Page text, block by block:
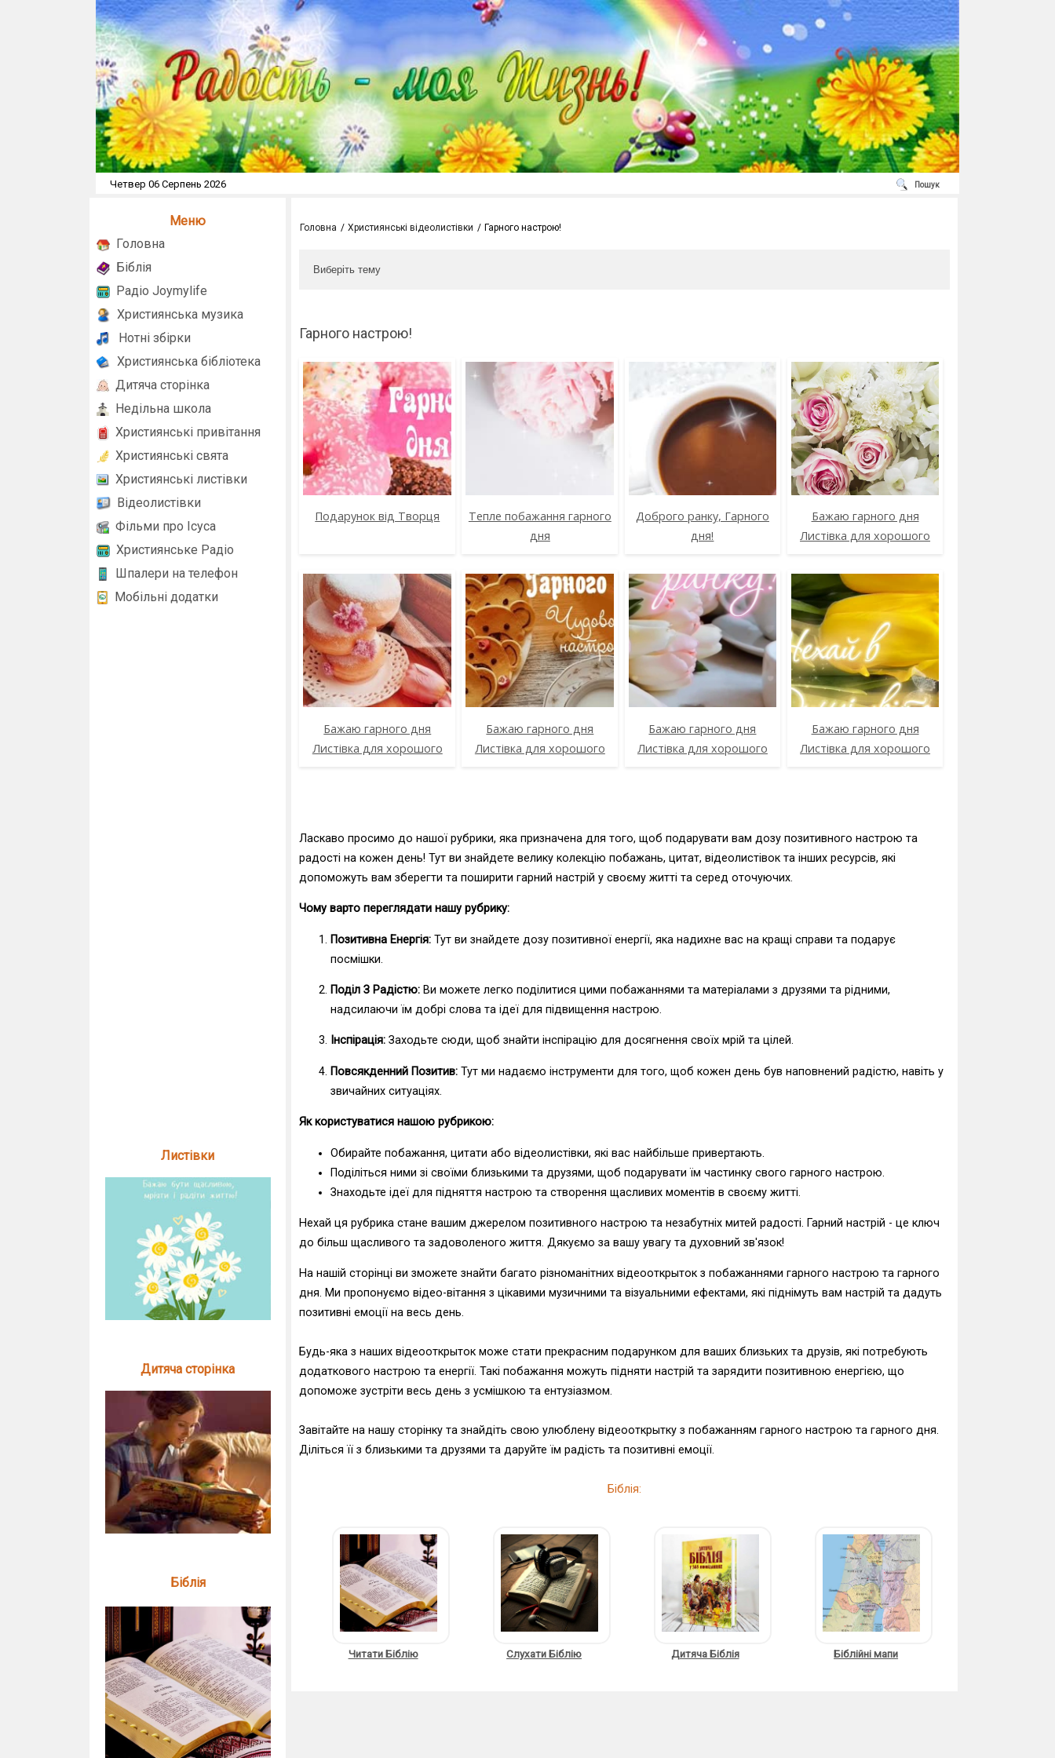
Четвер 06 Серпень 2026 Пошук
Меню
Головна
Біблія
Радіо Joymylife
Християнська музика
Нотні збірки
Християнська бібліотека
Дитяча сторінка
Недільна школа
Християнські привітання
Християнські свята
Християнські листівки
Відеолистівки
Фільми про Ісуса
Християнське Радіо
Шпалери на телефон
Мобільні додатки
Листівки
Дитяча сторінка
Біблія
Головна Християнські відеолистівки Гарного настрою!
Виберіть тему
Гарного настрою!
Подарунок від Творця
Тепле побажання гарного
дня
Доброго ранку, Гарного
дня!
Бажаю гарного дня
Листівка для хорошого
Бажаю гарного дня
Листівка для хорошого
Бажаю гарного дня
Листівка для хорошого
Бажаю гарного дня
Листівка для хорошого
Бажаю гарного дня
Листівка для хорошого
Ласкаво просимо до нашої рубрики, яка призначена для того, щоб подарувати вам дозу позитивного настрою та
радості на кожен день! Тут ви знайдете велику колекцію побажань, цитат, відеолистівок та інших ресурсів, які
допоможуть вам зберегти та поширити гарний настрій у своєму житті та серед оточуючих.
Чому варто переглядати нашу рубрику:
Позитивна Енергія: Тут ви знайдете дозу позитивної енергії, яка надихне вас на кращі справи та подарує
посмішки.
Поділ З Радістю: Ви можете легко поділитися цими побажаннями та матеріалами з друзями та рідними,
надсилаючи їм добрі слова та ідеї для підвищення настрою.
Інспірація: Заходьте сюди, щоб знайти інспірацію для досягнення своїх мрій та цілей.
Повсякденний Позитив: Тут ми надаємо інструменти для того, щоб кожен день був наповнений радістю, навіть у
звичайних ситуаціях.
Як користуватися нашою рубрикою:
Обирайте побажання, цитати або відеолистівки, які вас найбільше привертають.
Поділіться ними зі своїми близькими та друзями, щоб подарувати їм частинку свого гарного настрою.
Знаходьте ідеї для підняття настрою та створення щасливих моментів в своєму житті.
Нехай ця рубрика стане вашим джерелом позитивного настрою та незабутніх митей радості. Гарний настрій - це ключ
до більш щасливого та задоволеного життя. Дякуємо за вашу увагу та духовний зв'язок!
На нашій сторінці ви зможете знайти багато різноманітних відеооткрыток з побажаннями гарного настрою та гарного
дня. Ми пропонуємо відео-вітання з цікавими музичними та візуальними ефектами, які піднімуть вам настрій та дадуть
позитивні емоції на весь день.
Будь-яка з наших відеооткрыток може стати прекрасним подарунком для ваших близьких та друзів, які потребують
додаткового настрою та енергії. Такі побажання можуть підняти настрій та зарядити позитивною енергією, що
допоможе зустріти весь день з усмішкою та ентузіазмом.
Завітайте на нашу сторінку та знайдіть свою улюблену відеооткрытку з побажанням гарного настрою та гарного дня.
Діліться її з близькими та друзями та даруйте їм радість та позитивні емоції.
Біблія:
Читати Біблію Слухати Біблію Дитяча Біблія Біблійні мапи